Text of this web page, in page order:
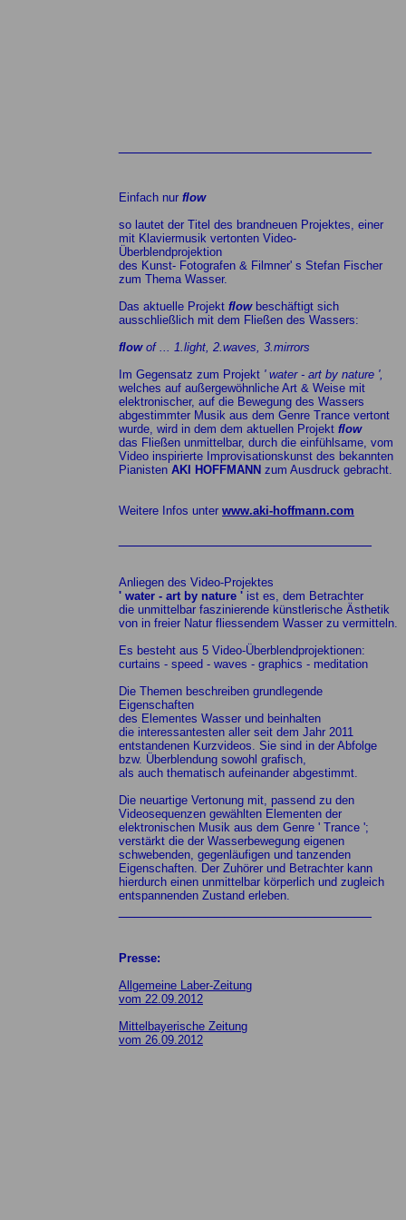
Einfach nur flow
so lautet der Titel des brandneuen Projektes, einer
mit Klaviermusik vertonten Video-
Überblendprojektion
des Kunst- Fotografen & Filmner' s Stefan Fischer
zum Thema Wasser.
Das aktuelle Projekt flowbeschäftigt sich
ausschließlich mit dem Fließen des Wassers:
flow of ... 1.light, 2.waves, 3.mirrors
Im Gegensatz zum Projekt ' water - art by nature ',
welches auf außergewöhnliche Art & Weise mit
elektronischer, auf die Bewegung des Wassers
abgestimmter Musik aus dem Genre Trance vertont
wurde, wird in dem dem aktuellen Projekt flow
das Fließen unmittelbar, durch die einfühlsame, vom
Video inspirierte Improvisationskunst des bekannten
Pianisten AKI HOFFMANN zum Ausdruck gebracht.
Weitere Infos unter www.aki-hoffmann.com
Anliegen des Video-Projektes
' water - art by nature ' ist es, dem Betrachter
die unmittelbar faszinierende künstlerische Ästhetik
von in freier Natur fliessendem Wasser zu vermitteln.
Es besteht aus 5 Video-Überblendprojektionen:
curtains - speed - waves - graphics - meditation
Die Themen beschreiben grundlegende
Eigenschaften
des Elementes Wasser und beinhalten
die interessantesten aller seit dem Jahr 2011
entstandenen Kurzvideos. Sie sind in der Abfolge
bzw. Überblendung sowohl grafisch,
als auch thematisch aufeinander abgestimmt.
Die neuartige Vertonung mit, passend zu den
Videosequenzen gewählten Elementen der
elektronischen Musik aus dem Genre ' Trance ';
verstärkt die der Wasserbewegung eigenen
schwebenden, gegenläufigen und tanzenden
Eigenschaften. Der Zuhörer und Betrachter kann
hierdurch einen unmittelbar körperlich und zugleich
entspannenden Zustand erleben.
Presse:
Allgemeine Laber-Zeitung
vom 22.09.2012
Mittelbayerische Zeitung
vom 26.09.2012